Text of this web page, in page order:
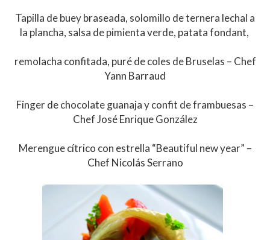
Tapilla de buey braseada, solomillo de ternera lechal a
la plancha, salsa de pimienta verde, patata fondant,
remolacha confitada, puré de coles de Bruselas – Chef
Yann Barraud
Finger de chocolate guanaja y confit de frambuesas –
Chef José Enrique González
Merengue cítrico con estrella “Beautiful new year” –
Chef Nicolás Serrano